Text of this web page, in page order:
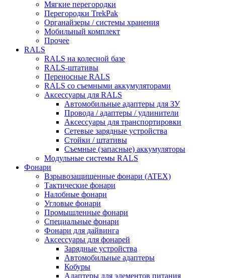
Мягкие перегородки
Перегородки TrekPak
Органайзеры / системы хранения
Мобильный комплект
Прочее
RALS
RALS на колесной базе
RALS-штативы
Переносные RALS
RALS со съемными аккумуляторами
Аксессуары для RALS
Автомобильные адаптеры для ЗУ
Провода / адаптеры / удлинители
Аксессуары для транспортировки
Сетевые зарядные устройства
Стойки / штативы
Съемные (запасные) аккумуляторы
Модульные системы RALS
Фонари
Взрывозащищенные фонари (ATEX)
Тактические фонари
Налобные фонари
Угловые фонари
Промышленные фонари
Специальные фонари
Фонари для дайвинга
Аксессуары для фонарей
Зарядные устройства
Автомобильные адаптеры
Кобуры
Адаптеры для элементов питания